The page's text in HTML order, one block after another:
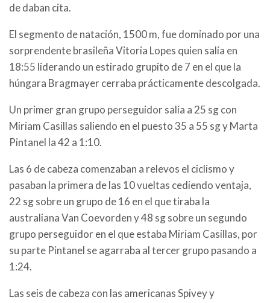
de daban cita.
El segmento de natación, 1500 m, fue dominado por una
sorprendente brasileña Vitoria Lopes quien salía en
18:55 liderando un estirado grupito de 7 en el que la
húngara Bragmayer cerraba prácticamente descolgada.
Un primer gran grupo perseguidor salía a 25 sg con
Miriam Casillas saliendo en el puesto 35 a 55 sg y Marta
Pintanel la 42 a 1:10.
Las 6 de cabeza comenzaban a relevos el ciclismo y
pasaban la primera de las 10 vueltas cediendo ventaja,
22 sg sobre un grupo de 16 en el que tiraba la
australiana Van Coevorden y 48 sg sobre un segundo
grupo perseguidor en el que estaba Miriam Casillas, por
su parte Pintanel se agarraba al tercer grupo pasando a
1:24.
Las seis de cabeza con las americanas Spivey y